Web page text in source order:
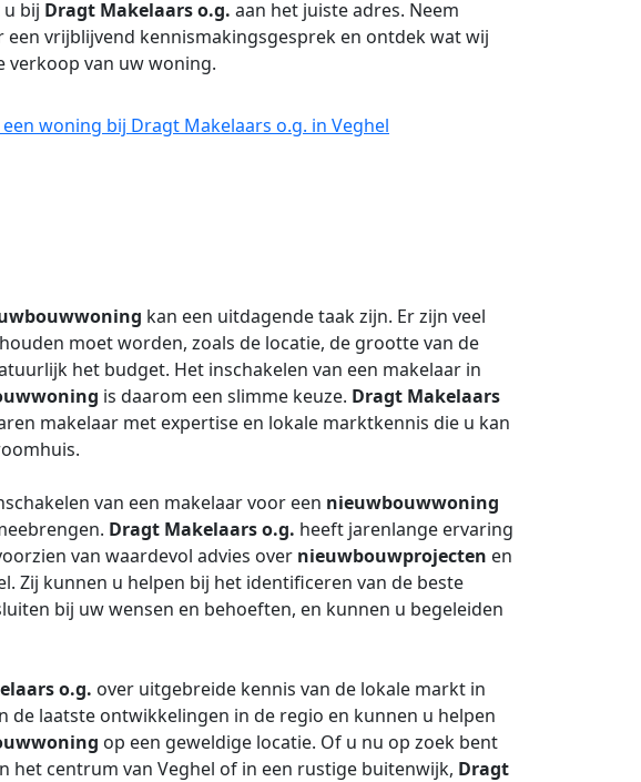
bij Dragt Makelaars o.g. aan het juiste adres. Neem
vrijblijvend kennismakingsgesprek en ontdek wat wij
verkoop van uw woning.
woning bij Dragt Makelaars o.g. in Veghel
kan een uitdagende taak zijn. Er zijn veel
moet worden, zoals de locatie, de grootte van de
het budget. Het inschakelen van een makelaar in
is daarom een slimme keuze. Dragt Makelaars
makelaar met expertise en lokale marktkennis die u kan
van een makelaar voor een nieuwbouwwoning
Dragt Makelaars o.g. heeft jarenlange ervaring
van waardevol advies over nieuwbouwprojecten en
Zij kunnen u helpen bij het identificeren van de beste
bij uw wensen en behoeften, en kunnen u begeleiden
o.g. over uitgebreide kennis van de lokale markt in
de laatste ontwikkelingen in de regio en kunnen u helpen
op een geweldige locatie. Of u nu op zoek bent
het centrum van Veghel of in een rustige buitenwijk, Dragt